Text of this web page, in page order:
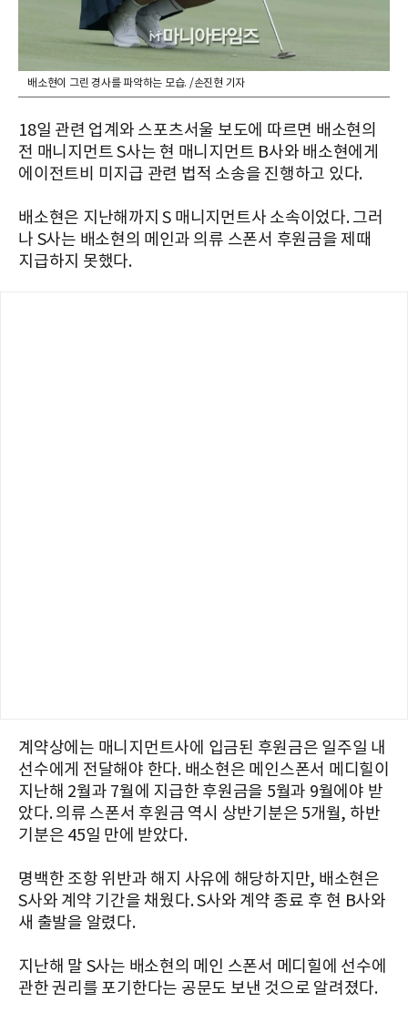
배소현이 그린 경사를 파악하는 모습. /손진현 기자
18일 관련 업계와 스포츠서울 보도에 따르면 배소현의
전 매니지먼트 S사는 현 매니지먼트 B사와 배소현에게
에이전트비 미지급 관련 법적 소송을 진행하고 있다.
배소현은 지난해까지 S 매니지먼트사 소속이었다. 그러
나 S사는 배소현의 메인과 의류 스폰서 후원금을 제때
지급하지 못했다.
계약상에는 매니지먼트사에 입금된 후원금은 일주일 내
선수에게 전달해야 한다. 배소현은 메인스폰서 메디힐이
지난해 2월과 7월에 지급한 후원금을 5월과 9월에야 받
았다. 의류 스폰서 후원금 역시 상반기분은 5개월, 하반
기분은 45일 만에 받았다.
명백한 조항 위반과 해지 사유에 해당하지만, 배소현은
S사와 계약 기간을 채웠다. S사와 계약 종료 후 현 B사와
새 출발을 알렸다.
지난해 말 S사는 배소현의 메인 스폰서 메디힐에 선수에
관한 권리를 포기한다는 공문도 보낸 것으로 알려졌다.